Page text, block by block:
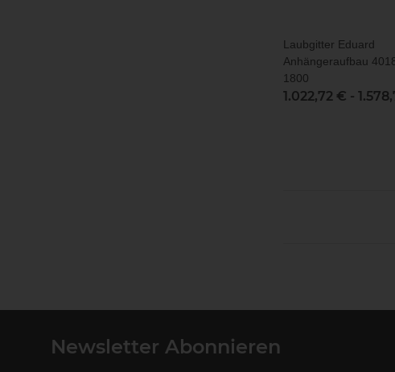
Laubgitter Eduard
Anhängeraufbau
1800
1.022,72 € -
Newsletter Abonnieren